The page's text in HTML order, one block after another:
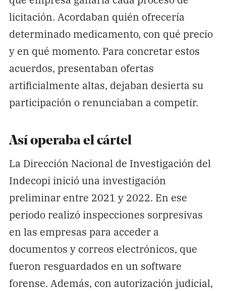
licitación. Acordaban quién ofrecería
determinado medicamento, con qué precio
y en qué momento. Para concretar estos
acuerdos, presentaban ofertas
artificialmente altas, dejaban desierta su
participación o renunciaban a competir.
Así operaba el cártel
La Dirección Nacional de Investigación del
Indecopi inició una investigación
preliminar entre 2021 y 2022. En ese
periodo realizó inspecciones sorpresivas
en las empresas para acceder a
documentos y correos electrónicos, que
fueron resguardados en un software
forense. Además, con autorización judicial,